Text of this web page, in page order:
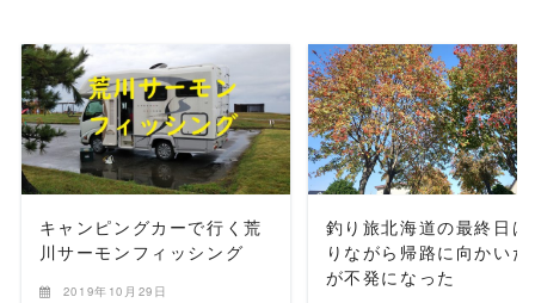
READ MORE
キャンピングカーで行く荒
川サーモンフィッシング
2019年10月29日
READ MORE
釣り旅北海道の最終日は
りながら帰路に向かいた
が不発になった